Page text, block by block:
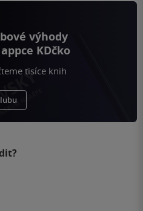
výhody
KDčko
tisíce knih